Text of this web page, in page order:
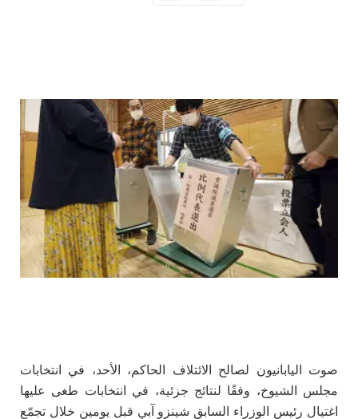
صوت اليابانيون لصالح الائتلاف الحاكم، الأحد، في انتخابات
مجلس الشيوخ، وفقًا لنتائج جزئية، في انتخابات طغى عليها
اغتيال رئيس الوزراء السابق شينزو آبي قبل يومين خلال تجمّع